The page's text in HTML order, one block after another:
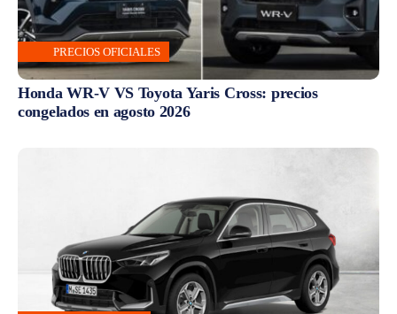
PRECIOS OFICIALES
Honda WR-V VS Toyota Yaris Cross: precios
congelados en agosto 2026